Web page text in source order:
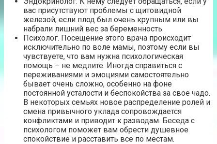
вас присутствуют проблемы с щитовидной
железой, если плод был очень крупным или вы
набрали лишний вес за беременность.
Психолог. Посещение этого врача происходит
исключительно по воле мамы, поэтому если вы
чувствуете, что вам нужна психологическая
помощь – не медлите. Иногда справиться с
переживаниями и эмоциями самостоятельно
бывает очень сложно, особенно на фоне
постоянной усталости и беспокойства за свое чадо.
В некоторых семьях новое распределение ролей и
смена привычного уклада сопровождается
конфликтами и приводит к разводам. Беседа с
психологом поможет вам обрести душевное
спокойствие и расставить все по местам.